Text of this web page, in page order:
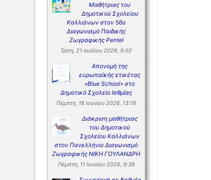
Μαθήτριας του
Δημοτικού Σχολείου
Καλλιάνων στον 56ο
Διαγωνισμό Παιδικής
Ζωγραφικής Pentel
Τρίτη, 21 Ιουλίου 2026, 9:02
Απονομή της
ευρωπαϊκής ετικέτας
«Blue School» στο
Δημοτικό Σχολείο Ισθμίας
Πέμπτη, 18 Ιουνίου 2026, 13:19
Διάκριση μαθήτριας
του Δημοτικού
Σχολείου Καλλιάνων
στον Πανελλήνιο Διαγωνισμό
Ζωγραφικής ΝΙΚΗ ΓΟΥΛΑΝΔΡΗ
Πέμπτη, 11 Ιουνίου 2026, 9:36